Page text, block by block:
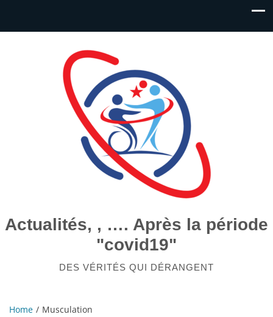
Actualités, , …. Après la période
"covid19"
DES VÉRITÉS QUI DÉRANGENT
Home Musculation